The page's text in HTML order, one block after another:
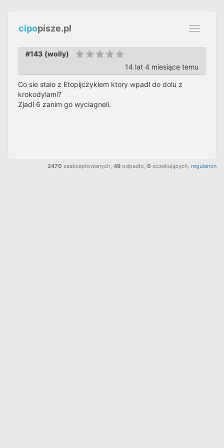
Toggle
cipopisze.pl
#143 (wolly)
14 lat 4 miesiące temu
Co sie stalo z Etopijczykiem ktory wpadl do dolu z
krokodylami?
Zjadl 6 zanim go wyciagneli.
2470 zaakceptowanych, 49 odpadło, 0 oczekujących, regulamin